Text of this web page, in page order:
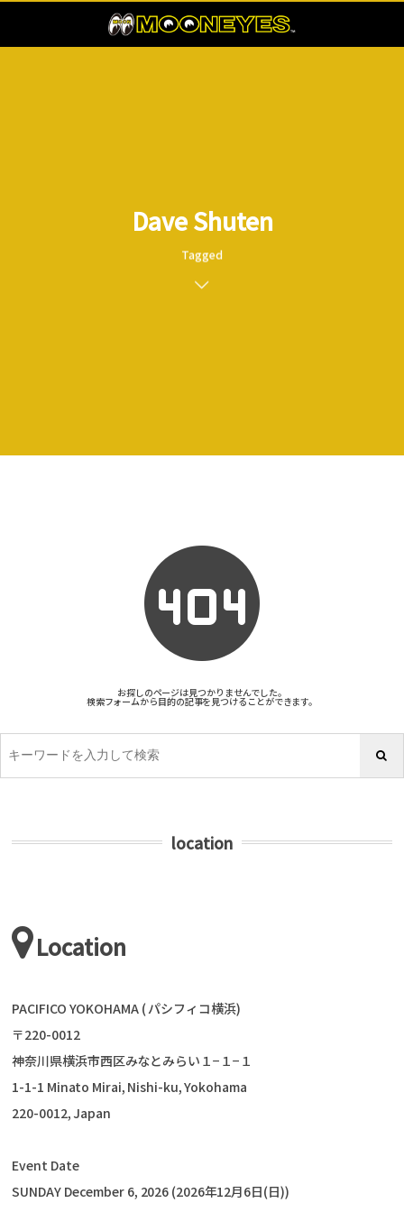
Dave Shuten
Tagged
お探しのページは見つかりませんでした。
検索フォームから目的の記事を見つけることができます。
location
Location
PACIFICO YOKOHAMA ( パシフィコ横浜)
〒220-0012
神奈川県横浜市西区みなとみらい１−１−１
1-1-1 Minato Mirai, Nishi-ku, Yokohama
220-0012, Japan
Event Date
SUNDAY December 6, 2026 (2026年12月6日(日))